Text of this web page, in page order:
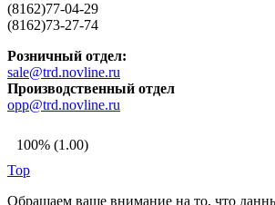
(8162)77-04-29
(8162)73-27-74
Розничный отдел:
sale@trd.novline.ru
Производственный отдел
opp@trd.novline.ru
100% (1.00)
Top
Обращаем ваше внимание на то, что